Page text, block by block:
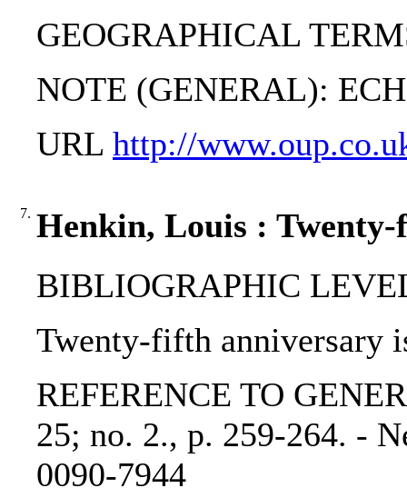
GEOGRAPHICAL
NOTE (GENERAL):
URL http://
7. Henkin, Louis :
BIBLIOGRAPHIC
Twenty-fifth anniversary
REFERENCE TO
25; no. 2., p. 259-264. -
0090-7944